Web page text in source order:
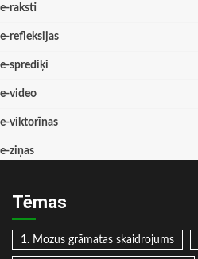
e-raksti
e-refleksijas
e-sprediķi
e-video
e-viktorīnas
e-ziņas
Tēmas
1. Mozus grāmatas skaidrojums